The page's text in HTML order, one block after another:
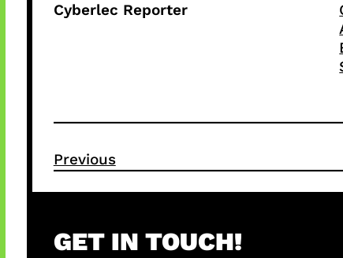
Cyberlec Reporter
Previous
GET IN TOUCH!